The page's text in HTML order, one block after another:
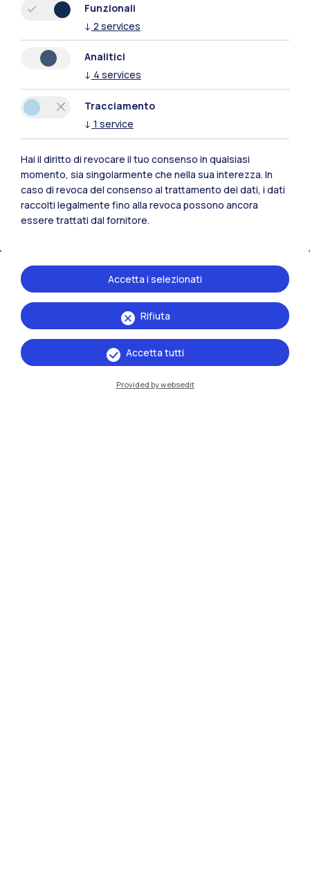
Polimi Community
Tutti i siti dell’ecosistema
Funzionali
↓ 2 services
Analitici
↓ 4 services
Tracciamento
↓ 1 service
Hai il diritto di revocare il tuo consenso in qualsiasi
momento, sia singolarmente che nella sua interezza. In
caso di revoca del consenso al trattamento dei dati, i dati
raccolti legalmente fino alla revoca possono ancora
essere trattati dal fornitore.
Rifiuta
Accetta i selezionati
Accetta tutti
Provided by websedit